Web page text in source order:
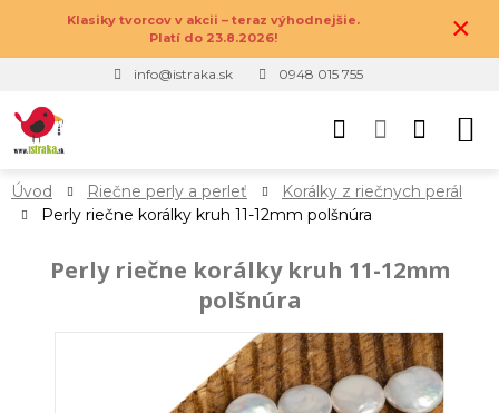
Klasiky tvorcov v akcii – teraz výhodnejšie.
Platí do 23.8.2026!
×
info@istraka.sk 0948 015 755
Úvod Riečne perly a perleť
Korálky z riečnych perál
Perly riečne korálky kruh 11-12mm polšnúra
Perly riečne korálky kruh 11-12mm
polšnúra